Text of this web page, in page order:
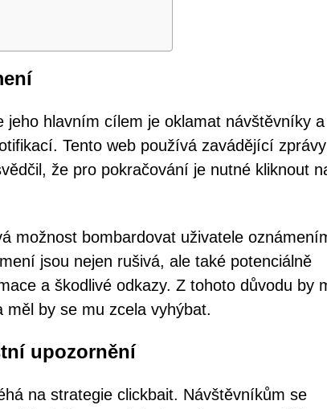
jeho hlavním cílem je oklamat návštěvníky a
Tento web používá zavádějící
že pro pokračování je nutné kliknout
možnost bombardovat uživatele
jsou nejen rušivá, ale také potenciálně
a škodlivé odkazy. Z tohoto důvodu by
měl by se mu zcela vyhýbat.
upozornění
na strategie clickbait. Návštěvníkům se